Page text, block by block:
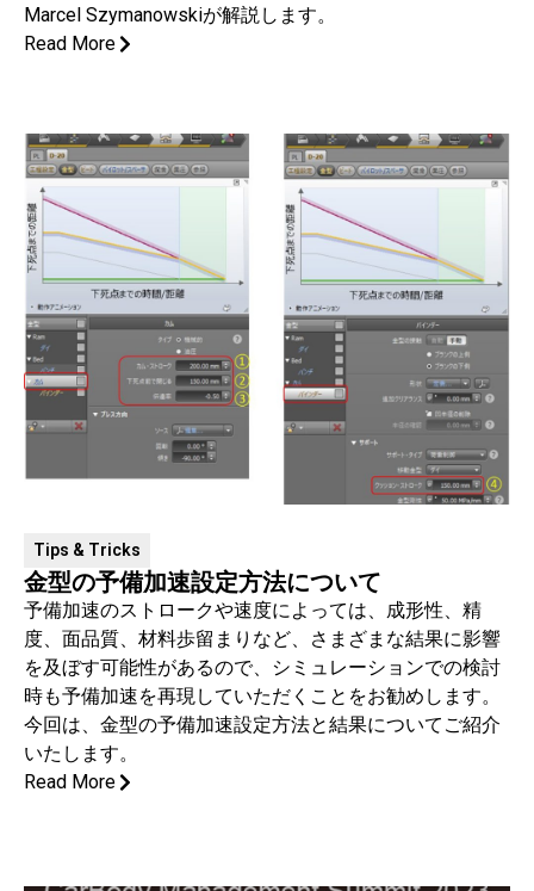
Marcel Szymanowskiが解説します。
Read More
Tips & Tricks
金型の予備加速設定方法について
予備加速のストロークや速度によっては、成形性、精
度、面品質、材料歩留まりなど、さまざまな結果に影響
を及ぼす可能性があるので、シミュレーションでの検討
時も予備加速を再現していただくことをお勧めします。
今回は、金型の予備加速設定方法と結果についてご紹介
いたします。
Read More